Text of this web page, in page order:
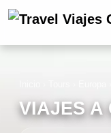
VIAJES A